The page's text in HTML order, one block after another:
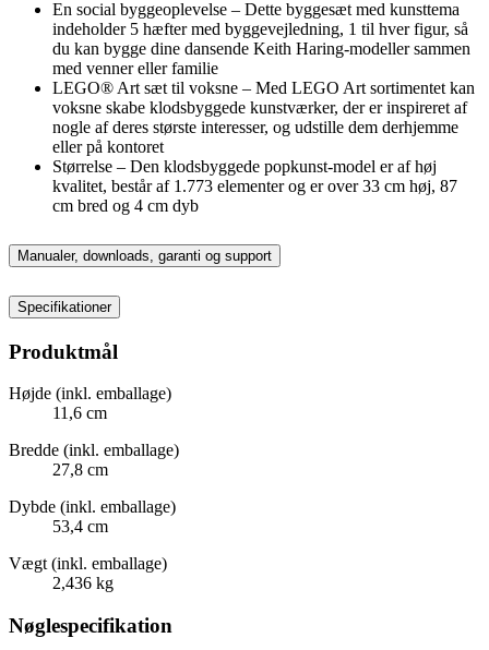
En social byggeoplevelse – Dette byggesæt med kunsttema
indeholder 5 hæfter med byggevejledning, 1 til hver figur, så
du kan bygge dine dansende Keith Haring-modeller sammen
med venner eller familie
LEGO® Art sæt til voksne – Med LEGO Art sortimentet kan
voksne skabe klodsbyggede kunstværker, der er inspireret af
nogle af deres største interesser, og udstille dem derhjemme
eller på kontoret
Størrelse – Den klodsbyggede popkunst-model er af høj
kvalitet, består af 1.773 elementer og er over 33 cm høj, 87
cm bred og 4 cm dyb
Manualer, downloads, garanti og support
Specifikationer
Produktmål
Højde (inkl. emballage)
11,6 cm
Bredde (inkl. emballage)
27,8 cm
Dybde (inkl. emballage)
53,4 cm
Vægt (inkl. emballage)
2,436 kg
Nøglespecifikation